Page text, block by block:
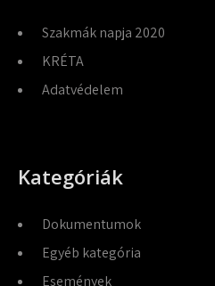
Szakmák napja 2020
KRÉTA
Adatvédelem
Kategóriák
Dokumentumok
Egyéb kategória
Események